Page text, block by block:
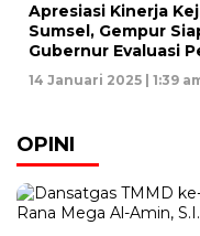
Apresiasi Kinerja
Sumsel, Gempur
Gubernur Evaluasi
14 Januari 2025 | 1:39
OPINI